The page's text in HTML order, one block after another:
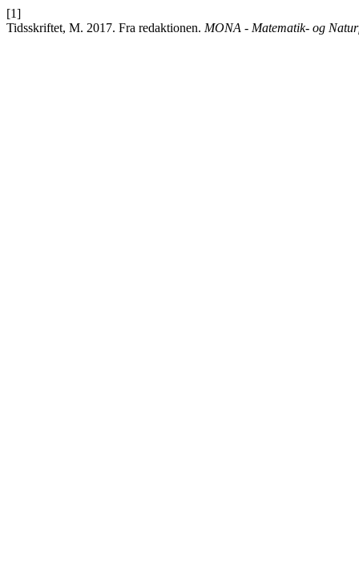
[1]
Tidsskriftet, M. 2017. Fra redaktionen. MONA - Matematik- og